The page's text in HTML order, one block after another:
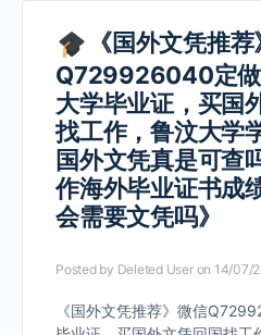
《国外文凭推
Q729926040定
大学毕业证，买国
找工作，鲁汶大学
国外文凭真是可查
作海外毕业证书成
会需要文凭吗》
Posted by Deleted User on 14/07/
《国外文凭推荐》微信